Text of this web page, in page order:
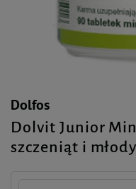
Dolfos
Dolvit Junior
szczeniąt i